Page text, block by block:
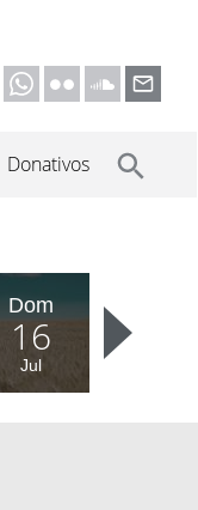
Donativos
Dom
16
Jul